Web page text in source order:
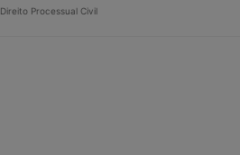
Direito Processual Civil